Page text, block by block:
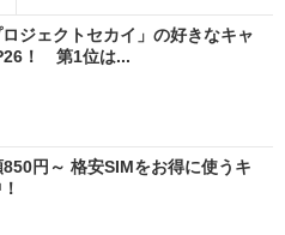
ロジェクトセカイ」の好きなキャ
！ 第1位は...
円～ 格安SIMをお得に使うキ